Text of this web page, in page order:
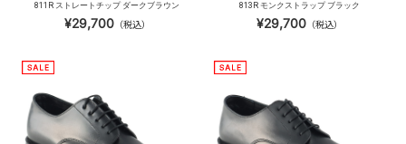
811R ストレートチップ ダークブラウン
¥29,700（税込）
813R モンクストラップ ブラック
¥29,700（税込）